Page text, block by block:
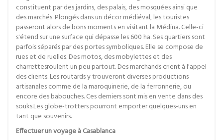
constituent par des jardins, des palais, des mosquées ainsi que
des marchés. Plongés dans un décor médiéval, les touristes
passeront alors de bons moments en visitant la Médina. Celle-ci
s'étend sur une surface qui dépasse les 600 ha. Ses quartiers sont
parfois séparés par des portes symboliques. Elle se compose de
rues et de ruelles. Des motos, des mobylettes et des
charrettesroulent un peu partout. Des marchands crient à l'appel
des clients. Les routards y trouveront diverses productions
artisanales comme de la maroquinerie, de la ferronnerie, ou
encore des babouches. Ces derniers sont mis en vente dans des
souks.Les globe-trotters pourront emporter quelques-uns en
tant que souvenirs.
Effectuer un voyage à Casablanca